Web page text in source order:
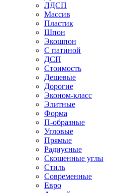
ЛДСП
Массив
Пластик
Шпон
Экошпон
С патиной
ДСП
Стоимость
Дешевые
Дорогие
Эконом-класс
Элитные
Форма
П-образные
Угловые
Прямые
Радиусные
Скошенные углы
Стиль
Современные
Евро